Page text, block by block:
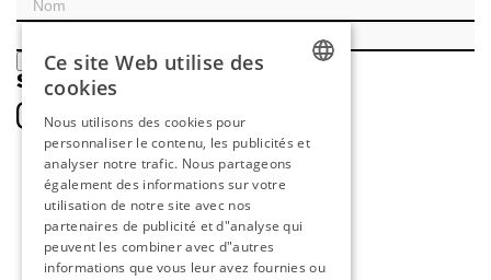
ENREGISTRER
SOCIAL
ENGLISH
FRENCH
GERMAN
Ce site Web utilise des
cookies
Nous utilisons des cookies pour
personnaliser le contenu, les publicités et
analyser notre trafic. Nous partageons
également des informations sur votre
utilisation de notre site avec nos
partenaires de publicité et d"analyse qui
peuvent les combiner avec d"autres
informations que vous leur avez fournies ou